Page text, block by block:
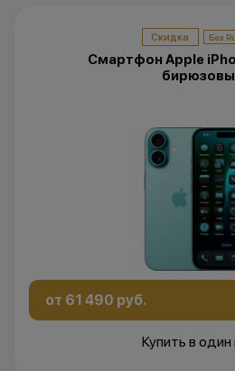
Скидка
Смартфон Apple
от 61 490 руб.
Купить в один